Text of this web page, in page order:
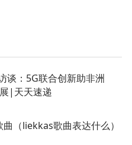
谈：5G联合创新助非洲
|天天速递
（liekkas歌曲表达什么）